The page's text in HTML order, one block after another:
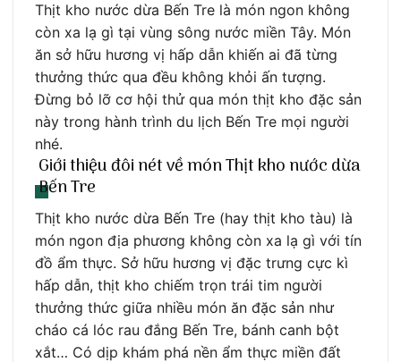
Thịt kho nước dừa Bến Tre là món ngon không
còn xa lạ gì tại vùng sông nước miền Tây. Món
ăn sở hữu hương vị hấp dẫn khiến ai đã từng
thưởng thức qua đều không khỏi ấn tượng.
Đừng bỏ lỡ cơ hội thử qua món thịt kho đặc sản
này trong hành trình du lịch Bến Tre mọi người
nhé.
Giới thiệu đôi nét về món Thịt kho nước dừa
Bến Tre
Thịt kho nước dừa Bến Tre (hay thịt kho tàu) là
món ngon địa phương không còn xa lạ gì với tín
đồ ẩm thực. Sở hữu hương vị đặc trưng cực kì
hấp dẫn, thịt kho chiếm trọn trái tim người
thưởng thức giữa nhiều món ăn đặc sản như
cháo cá lóc rau đắng Bến Tre, bánh canh bột
xắt… Có dịp khám phá nền ẩm thực miền đất